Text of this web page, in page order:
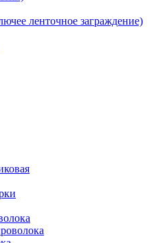
ленточное заграждение)